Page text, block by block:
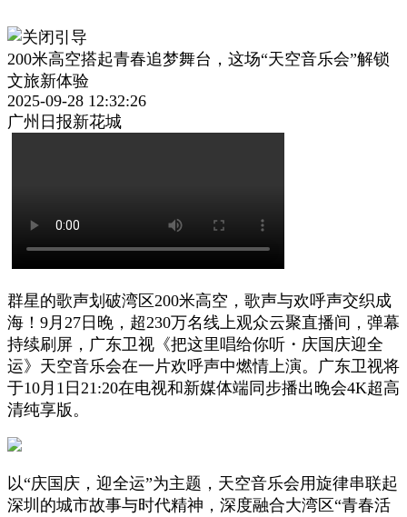
200米高空搭起青春追梦舞台，这场“天空音乐会”解锁
文旅新体验
2025-09-28 12:32:26
广州日报新花城
群星的歌声划破湾区200米高空，歌声与欢呼声交织成
海！9月27日晚，超230万名线上观众云聚直播间，弹幕
持续刷屏，广东卫视《把这里唱给你听・庆国庆迎全
运》天空音乐会在一片欢呼声中燃情上演。广东卫视将
于10月1日21:20在电视和新媒体端同步播出晚会4K超高
清纯享版。
以“庆国庆，迎全运”为主题，天空音乐会用旋律串联起
深圳的城市故事与时代精神，深度融合大湾区“青春活